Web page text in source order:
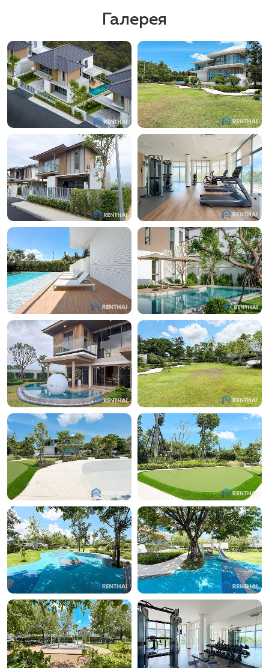
Галерея